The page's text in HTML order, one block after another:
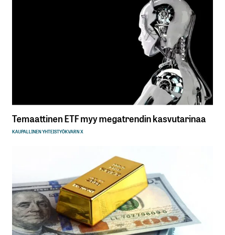
Temaattinen ETF myy megatrendin kasvutarinaa
KAUPALLINEN YHTEISTYÖKVARN X